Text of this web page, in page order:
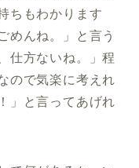
ちもわかります
めんね。」と言う
仕方ないね。」程
ので気楽に考えれ
」と言ってあげれ